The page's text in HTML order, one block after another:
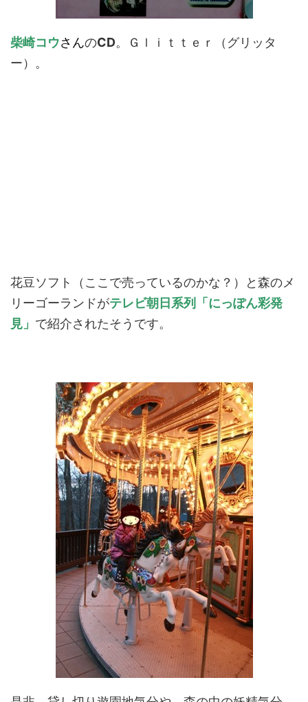
柴崎コウさんのCD。Ｇｌｉｔｔｅｒ（グリッタ
ー）。
花豆ソフト（ここで売っているのかな？）と森のメ
リーゴーランドがテレビ朝日系列「にっぽん彩発
見」 で紹介されたそうです。